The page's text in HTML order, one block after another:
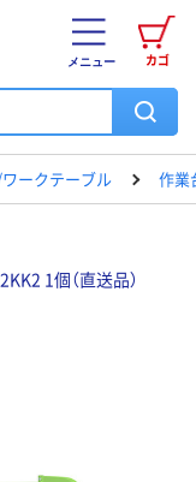
カゴ
メニュー
ークテーブル 作業
1個（直送品）